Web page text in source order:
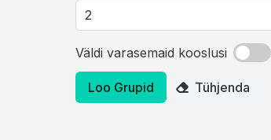
Väldi varasemaid kooslusi
Loo Grupid Tühjenda